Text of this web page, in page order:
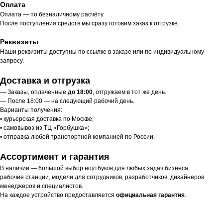
Оплата
Оплата — по безналичному расчёту.
После поступления средств мы сразу готовим заказ к отгрузке.
Реквизиты
Наши реквизиты доступны по ссылке в заказе или по индивидуальному
запросу.
Доставка и отгрузка
— Заказы, оплаченные до 18:00, отгружаем в тот же день.
— После 18:00 — на следующий рабочий день.
Варианты получения:
• курьерская доставка по Москве;
• самовывоз из ТЦ «Горбушка»;
• отправка любой транспортной компанией по России.
Ассортимент и гарантия
В наличии — большой выбор ноутбуков для любых задач бизнеса:
рабочие станции, модели для сотрудников, разработчиков, дизайнеров,
менеджеров и специалистов.
На каждое устройство предоставляется официальная гарантия.